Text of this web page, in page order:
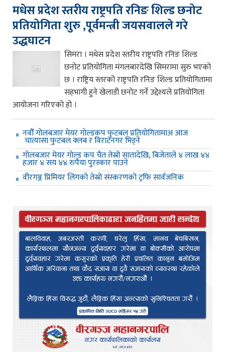
मधेस प्रदेश स्तरीय राष्ट्रपति रनिङ शिल्ड छनोट
प्रतियोगिता शुरु ,पूर्वमन्त्री जयसवालले गरे
उद्धघाटन
सिमरा । मधेस प्रदेश स्तरीय राष्ट्रपति रनिङ शिल्ड
छनोट प्रतियोगिता मंगलबारदेखि सिमरामा सुरु भएको
छ । राष्ट्रिय स्तरको राष्ट्रपति रनिङ शिल्ड प्रतियोगितामा
सहभागी हुने खेलाडी छनोट गर्ने उद्देश्यले प्रतियोगिता
आयोजना गरिएको हो ।
नवौँ गोलबजार मेयर गोल्डकप फुटबल प्रतियोगितामाअ आज
चात्यासा फुटबल क्लब र विराटनगर भिड्ने
गोलबजार मेयर गोल्ड कप चैत तेस्रो सातादेखि, बिजेताले ४ लाख ४४
हजार ४ सय ४४ रुपैया पुरस्कार पाउने
वीरगञ्ज प्रिमियर लिगको तेस्रो संस्करणको ट्रफि सार्वजनिक